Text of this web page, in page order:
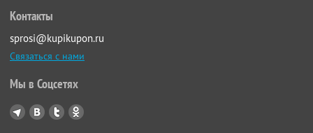
Контакты
sprosi@kupikupon.ru
Связаться с нами
Мы в Соцсетях